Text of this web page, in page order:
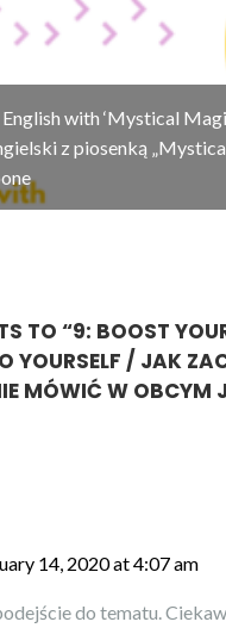
with ‘Mystical
z piosenką
TO “9: BOOST
YOURSELF / JAK
MÓWIĆ W OBCYM
14, 2020 at 4:07 am
do tematu.